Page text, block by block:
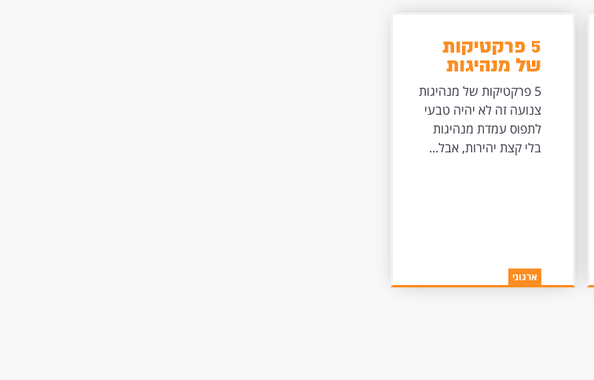
5 פרקטיקות
של מנהיגות
צנועה
5 פרקטיקות של מנהיגות
צנועה זה לא יהיה טבעי
לתפוס עמדת מנהיגות
בלי קצת יהירות, אבל...
ארגוני